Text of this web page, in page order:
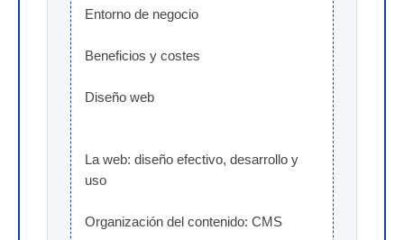
Entorno de negocio
Beneficios y costes
Diseño web
La web: diseño efectivo, desarrollo y
uso
Organización del contenido: CMS